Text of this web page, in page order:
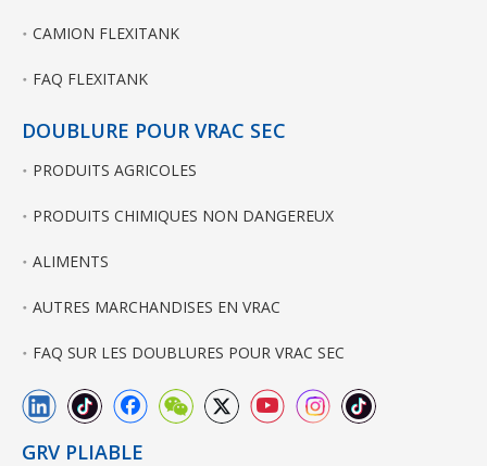
CAMION FLEXITANK
FAQ FLEXITANK
DOUBLURE POUR VRAC SEC
PRODUITS AGRICOLES
PRODUITS CHIMIQUES NON DANGEREUX
ALIMENTS
AUTRES MARCHANDISES EN VRAC
FAQ SUR LES DOUBLURES POUR VRAC SEC
GRV PLIABLE